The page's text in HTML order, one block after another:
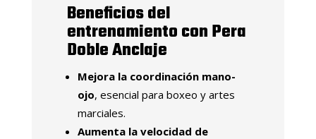
Beneficios del
entrenamiento con Pera
Doble Anclaje
Mejora la coordinación mano-
ojo, esencial para boxeo y artes
marciales.
Aumenta la velocidad de